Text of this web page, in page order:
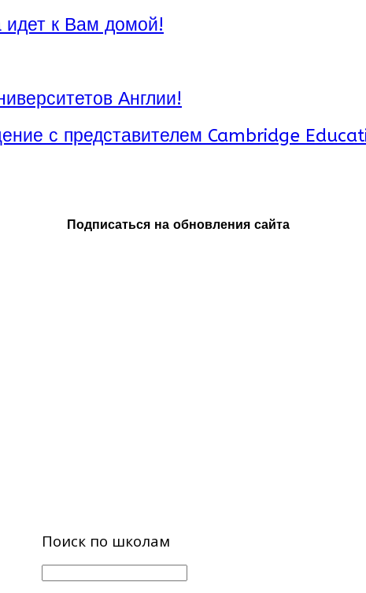
идет к Вам домой!
Англии!
с представителем Cambridge
Подписаться на обновления сайта
Поиск по школам